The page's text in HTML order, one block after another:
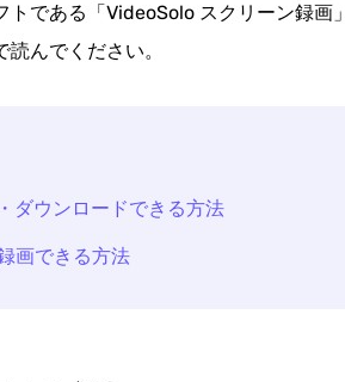
である「VideoSolo スクリーン録画
んでください。
ダウンロードできる方法
画できる方法